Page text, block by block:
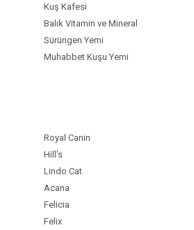
Kuş Kafesi
Balık Vitamin ve Mineral
Sürüngen Yemi
Muhabbet Kuşu Yemi
Royal Canin
Hill's
Lindo Cat
Acana
Felicia
Felix